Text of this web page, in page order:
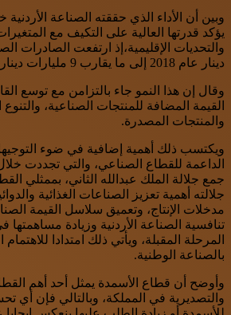
وبين أن الأداء الذي حققته الصناعة الأردنية
يؤكد قدرتها العالية على التكيف مع
دينار عام 2018 إلى ما يقارب 9 مليارات دينار خلال عام 2025.
وقال إن هذا النمو جاء بالتزامن مع توسع
القيمة المضافة للمنتجات الصناعية،
والمنتجات المصدرة.
ويكتسب ذلك أهمية إضافية في ضوء
الداعمة للقطاع الصناعي، والتي تجددت خلال
جمع جلالة الملك عبدالله الثاني، بممثلي
جلالته أهمية تعزيز الصناعات الغذائية
مدخلات الإنتاج، وتعميق سلاسل القيمة
تنافسية الصناعة الأردنية وزيادة مساهمتها
المرحلة المقبلة، ويأتي ذلك امتدادا
بالصناعة الوطنية.
وأوضح أن قطاع الأسمدة يمثل أحد أهم
والتصديرية في المملكة، وبالتالي فإن أي